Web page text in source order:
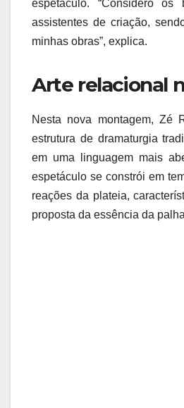
espetáculo. “Considero os
assistentes de criação,
minhas obras”, explica.
Arte relacional
Nesta nova montagem, Zé
estrutura de dramaturgia
em uma linguagem mais
espetáculo se constrói em
reações da plateia,
proposta da essência da